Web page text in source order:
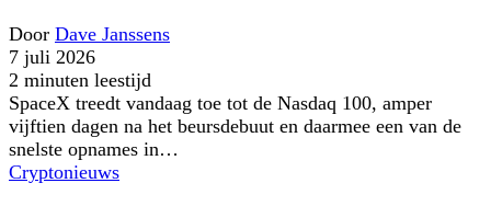
Door Dave Janssens
7 juli 2026
2 minuten leestijd
SpaceX treedt vandaag toe tot de Nasdaq 100, amper
vijftien dagen na het beursdebuut en daarmee een van de
snelste opnames in…
Cryptonieuws